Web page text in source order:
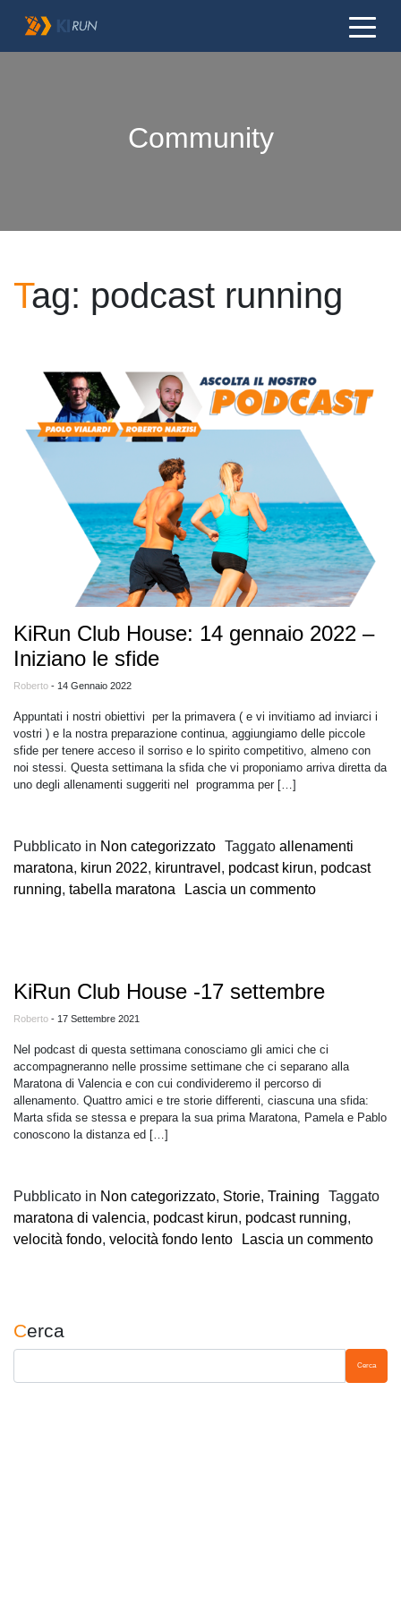
Navigazione principale
Community
Tag: podcast running
KiRun Club House: 14 gennaio 2022 –
Iniziano le sfide
Roberto - 14 Gennaio 2022
Appuntati i nostri obiettivi per la primavera ( e vi invitiamo ad inviarci i
vostri ) e la nostra preparazione continua, aggiungiamo delle piccole
sfide per tenere acceso il sorriso e lo spirito competitivo, almeno con
noi stessi. Questa settimana la sfida che vi proponiamo arriva diretta da
uno degli allenamenti suggeriti nel programma per […]
Pubblicato in Non categorizzato Taggato allenamenti
maratona, kirun 2022, kiruntravel , podcast kirun, podcast
running, tabella maratona Lascia un commentosu KiRun
KiRun Club House -17 settembre
Roberto - 17 Settembre 2021
Nel podcast di questa settimana conosciamo gli amici che ci
accompagneranno nelle prossime settimane che ci separano alla
Maratona di Valencia e con cui condivideremo il percorso di
allenamento. Quattro amici e tre storie differenti, ciascuna una sfida:
Marta sfida se stessa e prepara la sua prima Maratona, Pamela e Pablo
conoscono la distanza ed […]
Pubblicato in Non categorizzato, Storie, Training
Taggato
maratona di valencia, podcast kirun, podcast running,
velocità fondo, velocità fondo lento Lascia un commentosu
Cerca